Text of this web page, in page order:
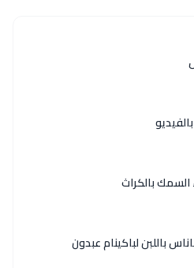
بالكراث
باللبن لباكينام عبدون